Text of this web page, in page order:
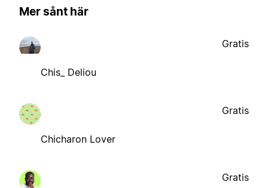
Mer sånt här
Chis_ Deliou
Gratis
Chicharon Lover
Gratis
Gratis